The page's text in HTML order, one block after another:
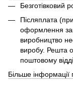
Безготівковий
Післяплата
оформлення
виробництво
виробу. Решта
поштовому
Більше інформації